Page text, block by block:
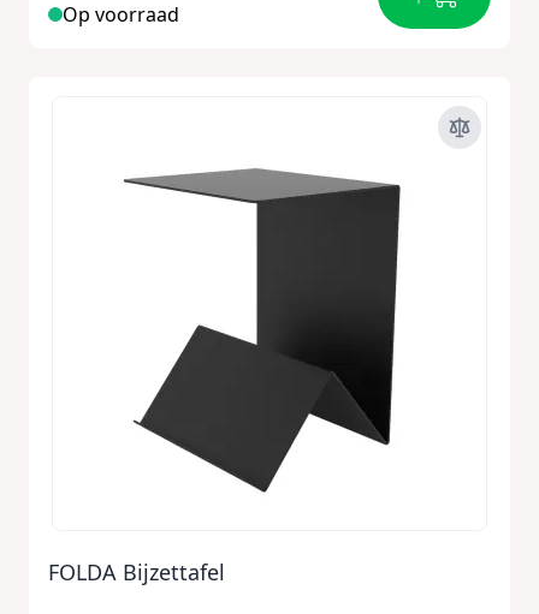
Op voorraad
FOLDA Bijzettafel